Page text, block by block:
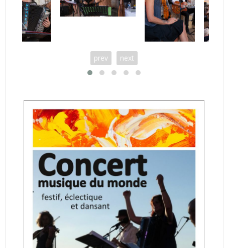
prev next